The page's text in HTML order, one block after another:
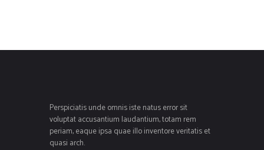
Perspiciatis unde omnis iste natus error sit
voluptat accusantium laudantium, totam rem
periam, eaque ipsa quae illo inventore veritatis et
quasi arch.